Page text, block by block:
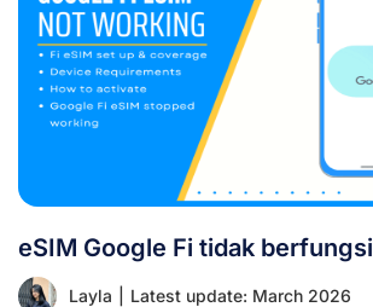
eSIM Google Fi tidak berfungsi
Layla Latest update: March 2026